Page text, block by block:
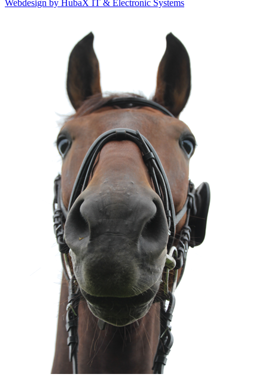
Webdesign by HubaX IT & Electronic Systems